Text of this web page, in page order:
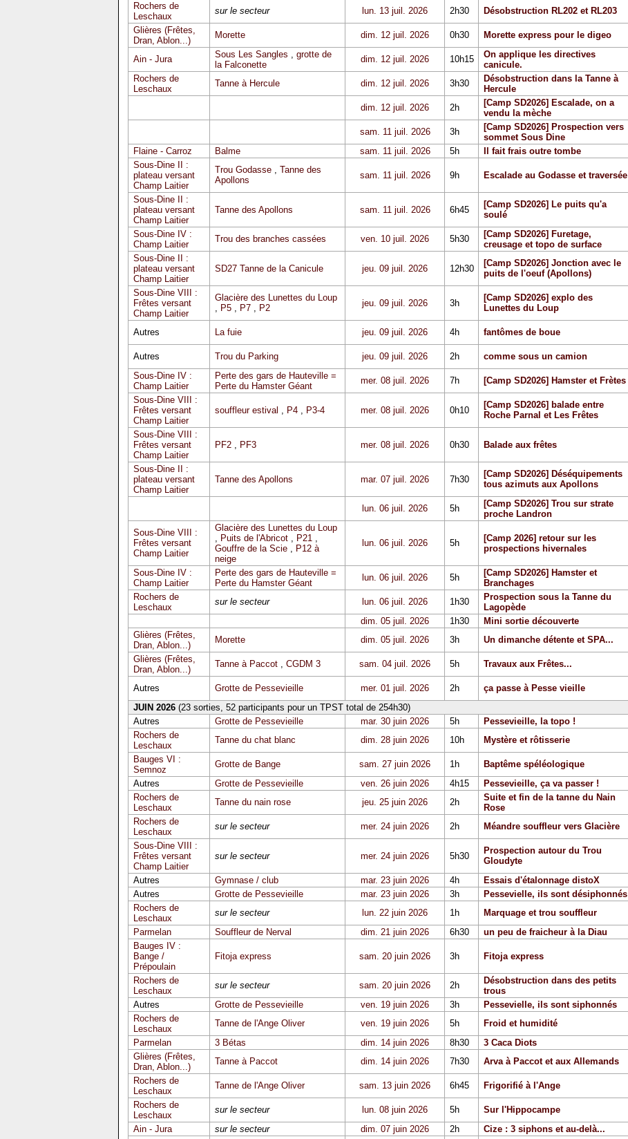
Rochers de
Leschaux
sur le secteur lun. 13 juil. 2026 2h30 Désobstruction RL202 et RL203
Glières (Frêtes,
Dran, Ablon...)
Morette dim. 12 juil. 2026 0h30 Morette express pour le digeo
Ain - Jura Sous Les Sangles , grotte de
la Falconette
dim. 12 juil. 2026 10h15
On applique les directives
canicule.
Rochers de
Leschaux
Tanne à Hercule dim. 12 juil. 2026 3h30
Désobstruction dans la Tanne à
Hercule
dim. 12 juil. 2026 2h
[Camp SD2026] Escalade, on a
vendu la mèche
sam. 11 juil. 2026 3h
[Camp SD2026] Prospection vers
sommet Sous Dine
Flaine - Carroz
Balme sam. 11 juil. 2026 5h Il fait frais outre tombe
Sous-Dine II :
plateau versant
Champ Laitier
Trou Godasse, Tanne des
Apollons
sam. 11 juil. 2026 9h Escalade au Godasse et traversée
Sous-Dine II :
plateau versant
Champ Laitier
Tanne des Apollons sam. 11 juil. 2026 6h45
[Camp SD2026] Le puits qu'a
soulé
Sous-Dine IV :
Champ Laitier
Trou des branches cassées ven. 10 juil. 2026 5h30
[Camp SD2026] Furetage,
creusage et topo de surface
Sous-Dine II :
plateau versant
Champ Laitier
SD27 Tanne de la Canicule jeu. 09 juil. 2026 12h30
[Camp SD2026] Jonction avec le
puits de l'oeuf (Apollons)
Sous-Dine VIII :
Frêtes versant
Champ Laitier
Glacière des Lunettes du Loup
, P5, P7, P2 jeu. 09 juil. 2026 3h
[Camp SD2026] explo des
Lunettes du Loup
Autres La fuie jeu. 09 juil. 2026 4h fantômes de boue
Autres
Trou du Parking jeu. 09 juil. 2026 2h comme sous un camion
Sous-Dine IV :
Champ Laitier
Perte des gars de Hauteville =
Perte du Hamster Géant
mer. 08 juil. 2026 7h [Camp SD2026] Hamster et Frètes
Sous-Dine VIII :
Frêtes versant
Champ Laitier
souffleur estival , P4, P3-4 mer. 08 juil. 2026 0h10
[Camp SD2026] balade entre
Roche Parnal et Les Frêtes
Sous-Dine VIII :
Frêtes versant
Champ Laitier
PF2, PF3 mer. 08 juil. 2026 0h30 Balade aux frêtes
Sous-Dine II :
plateau versant
Champ Laitier
Tanne des Apollons mar. 07 juil. 2026 7h30
[Camp SD2026] Déséquipements
tous azimuts aux Apollons
lun. 06 juil. 2026 5h
[Camp SD2026] Trou sur strate
proche Landron
Sous-Dine VIII :
Frêtes versant
Champ Laitier
Glacière des Lunettes du Loup
, Puits de l'Abricot, P21,
Gouffre de la Scie, P12 à
neige
lun. 06 juil. 2026 5h
[Camp 2026] retour sur les
prospections hivernales
Sous-Dine IV :
Champ Laitier
Perte des gars de Hauteville =
Perte du Hamster Géant
lun. 06 juil. 2026 5h
[Camp SD2026] Hamster et
Branchages
Rochers de
Leschaux
sur le secteur lun. 06 juil. 2026 1h30
Prospection sous la Tanne du
Lagopède
dim. 05 juil. 2026
1h30 Mini sortie découverte
Glières (Frêtes,
Dran, Ablon...)
Morette dim. 05 juil. 2026 3h Un dimanche détente et SPA...
Glières (Frêtes,
Dran, Ablon...)
Tanne à Paccot, CGDM 3 sam. 04 juil. 2026 5h Travaux aux Frêtes...
Autres Grotte de Pessevieille mer. 01 juil. 2026 2h ça passe à Pesse vieille
JUIN 2026(23 sorties, 52 participants pour un TPST total de 254h30)
Autres
Grotte de Pessevieille mar. 30 juin 2026 5h Pessevieille, la topo !
Rochers de
Leschaux
Tanne du chat blanc dim. 28 juin 2026 10h Mystère et rôtisserie
Bauges VI :
Semnoz
Grotte de Bange sam. 27 juin 2026 1h Baptême spéléologique
Autres
Grotte de Pessevieille ven. 26 juin 2026 4h15 Pessevieille, ça va passer !
Rochers de
Leschaux
Tanne du nain rose jeu. 25 juin 2026 2h
Suite et fin de la tanne du Nain
Rose
Rochers de
Leschaux
sur le secteur mer. 24 juin 2026 2h Méandre souffleur vers Glacière
Sous-Dine VIII :
Frêtes versant
Champ Laitier
sur le secteur mer. 24 juin 2026 5h30
Prospection autour du Trou
Gloudyte
Autres Gymnase / club mar. 23 juin 2026 4h Essais d'étalonnage distoX
Autres
Grotte de Pessevieille mar. 23 juin 2026 3h Pessevielle, ils sont désiphonnés
Rochers de
Leschaux
sur le secteur lun. 22 juin 2026 1h Marquage et trou souffleur
Parmelan
Souffleur de Nerval dim. 21 juin 2026 6h30 un peu de fraicheur à la Diau
Bauges IV :
Bange /
Prépoulain
Fitoja express sam. 20 juin 2026 3h Fitoja express
Rochers de
Leschaux
sur le secteur sam. 20 juin 2026 2h
Désobstruction dans des petits
trous
Autres
Grotte de Pessevieille ven. 19 juin 2026 3h Pessevielle, ils sont siphonnés
Rochers de
Leschaux
Tanne de l'Ange Oliver ven. 19 juin 2026 5h Froid et humidité
Parmelan
3 Bétas dim. 14 juin 2026 8h30 3 Caca Diots
Glières (Frêtes,
Dran, Ablon...)
Tanne à Paccot dim. 14 juin 2026 7h30 Arva à Paccot et aux Allemands
Rochers de
Leschaux
Tanne de l'Ange Oliver sam. 13 juin 2026 6h45 Frigorifié à l'Ange
Rochers de
Leschaux
sur le secteur lun. 08 juin 2026 5h Sur l'Hippocampe
Ain - Jura
sur le secteur dim. 07 juin 2026 2h Cize : 3 siphons et au-delà...